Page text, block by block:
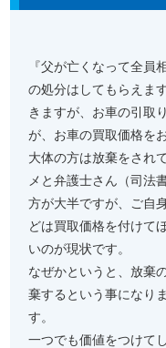
『父が亡くなって全員
の処分はしてもらえま
きますが、お車の引取
が、お車の買取価格を
大体の方は放棄をされ
メと弁護士さん（司法
方が大半ですが、ご自
どは買取価格を付けて
いのが現状です。
なぜかというと、放棄
棄するという事になり
す。
一つでも価値をつけて